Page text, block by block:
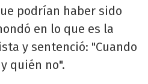
podrían haber sido
en lo que es la
y sentenció: "Cuando
quién no".